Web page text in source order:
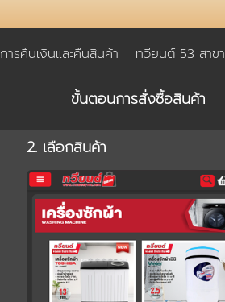
การคืนเงินและคืนสินค้า ทวียนต์ 53 สาขา
ขั้นตอนการสั่งซื้อสินค้า
2. เลือกสินค้า